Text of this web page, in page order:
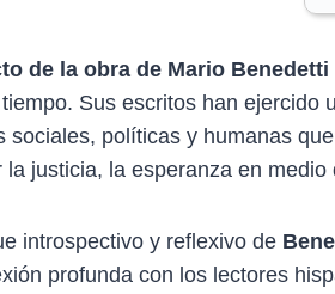
de la obra de Mario
Sus escritos han ejercido
sociales, políticas y humanas
la justicia, la esperanza en
introspectivo y reflexivo de
profunda con los lectores